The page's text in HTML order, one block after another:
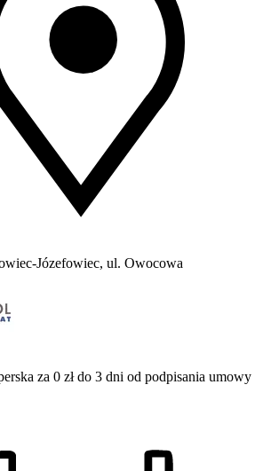
Józefowiec, ul. Owocowa
za 0 zł do 3 dni od podpisania umowy